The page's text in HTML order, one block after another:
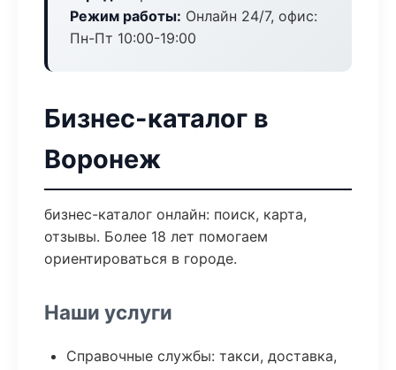
Режим работы: Онлайн 24/7, офис:
Пн-Пт 10:00-19:00
Бизнес-каталог в
Воронеж
бизнес-каталог онлайн: поиск, карта,
отзывы. Более 18 лет помогаем
ориентироваться в городе.
Наши услуги
Справочные службы: такси, доставка,